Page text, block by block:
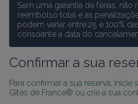
Sem uma garantia de férias, não
reembolso total e as
podem variar entre 25 e 100%
consoante a data do
Confirmar a sua
Para confirmar a sua reserva, inicie
Gîtes de France® ou crie a sua